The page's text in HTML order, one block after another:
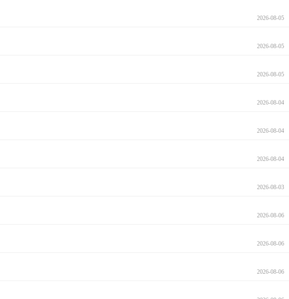
2026-08-05
2026-08-05
2026-08-05
2026-08-04
2026-08-04
2026-08-04
2026-08-03
2026-08-06
2026-08-06
2026-08-06